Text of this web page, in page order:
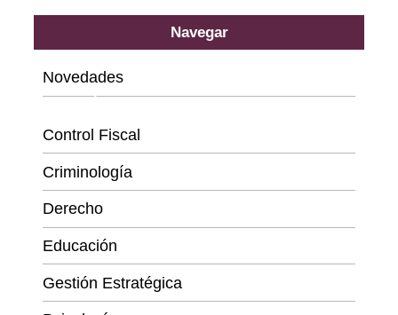
Navegar
Novedades
Categorías
Control Fiscal
Criminología
Derecho
Educación
Gestión Estratégica